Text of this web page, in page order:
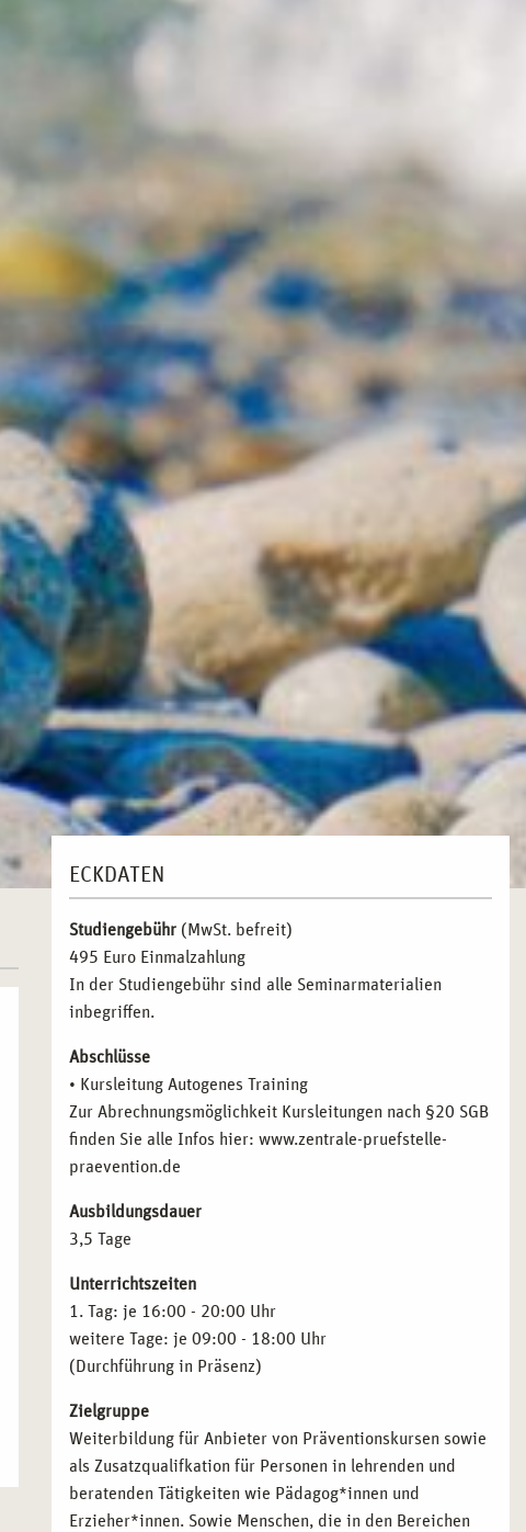
ECKDATEN
Studiengebühr (MwSt. befreit)
495 Euro Einmalzahlung
In der Studiengebühr sind alle Seminarmaterialien
inbegriffen.
Abschlüsse
• Kursleitung Autogenes Training
Zur Abrechnungsmöglichkeit Kursleitungen nach §20 SGB
finden Sie alle Infos hier: www.zentrale-pruefstelle-
praevention.de
Ausbildungsdauer
3,5 Tage
Unterrichtszeiten
1. Tag: je 16:00 - 20:00 Uhr
weitere Tage: je 09:00 - 18:00 Uhr
(Durchführung in Präsenz)
Zielgruppe
Weiterbildung für Anbieter von Präventionskursen sowie
als Zusatzqualifkation für Personen in lehrenden und
beratenden Tätigkeiten wie Pädagog*innen und
Erzieher*innen. Sowie Menschen, die in den Bereichen